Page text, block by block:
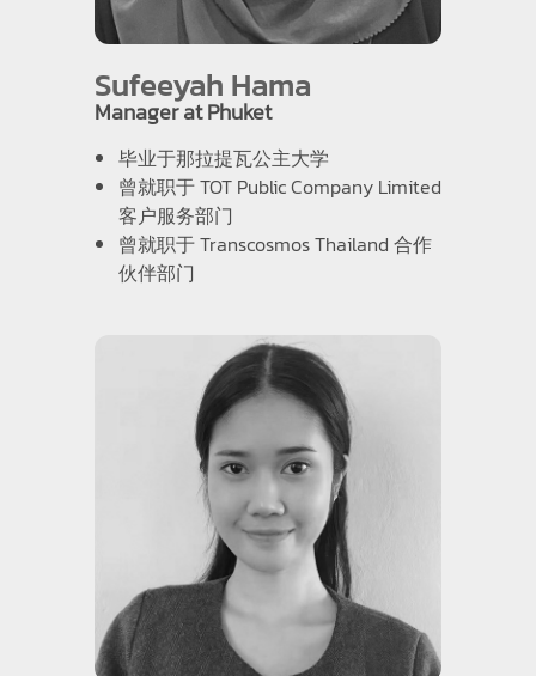
Sufeeyah Hama
Manager at Phuket
毕业于那拉提瓦公主大学
曾就职于 TOT Public Company Limited
客户服务部门
曾就职于 Transcosmos Thailand 合作
伙伴部门